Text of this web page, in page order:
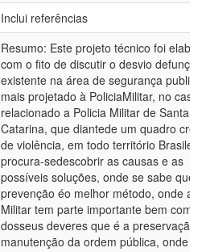
Inclui referências
Resumo: Este projeto técnico foi
com o fito de discutir o desvio
existente na área de segurança
mais projetado à PoliciaMilitar, no
relacionado a Policia Militar de Santa
Catarina, que diantede um quadro
de violência, em todo território
procura-sedescobrir as causas e as
possíveis soluções, onde se sabe que
prevenção éo melhor método, onde a
Militar tem parte importante bem como
dosseus deveres que é a preservação
manutenção da ordem pública, onde